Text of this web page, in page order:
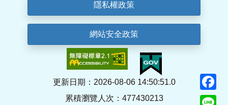
隱私權政策
網站安全政策
更新日期：2026-08-06 14:50:51.0
累積瀏覽人次：477430213